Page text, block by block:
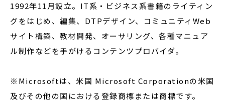
1992年11月設立。IT系・ビジネス系書籍のライティン
グをはじめ、編集、DTPデザイン、コミュニティWeb
サイト構築、教材開発、オーサリング、各種マニュア
ル制作などを手がけるコンテンツプロバイダ。
※Microsoftは、米国 Microsoft Corporationの米国
及びその他の国における登録商標または商標です。